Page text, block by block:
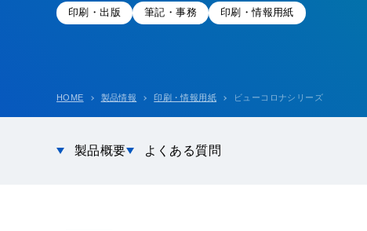
印刷・出版 筆記・事務 印刷・情報用紙
HOME 製品情報 印刷・情報用紙 ビューコロナシリーズ
製品概要 よくある質問